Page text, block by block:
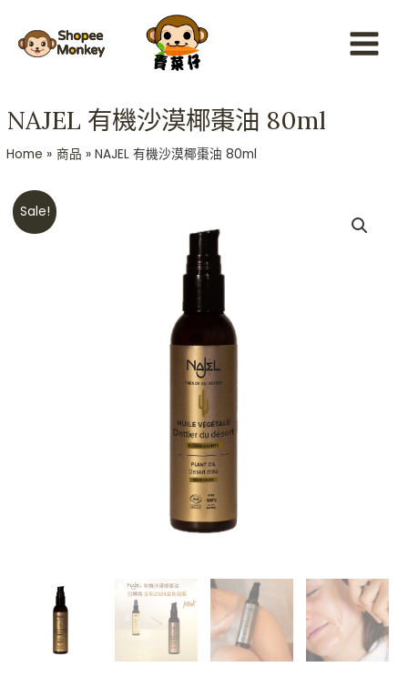
content
Menu
NAJEL 有機沙漠椰棗油 80ml
Home 商品 NAJEL 有機沙漠椰棗油 80ml
Sale!
HKD$228.
price
is:
HKD$208.
NAJEL
有